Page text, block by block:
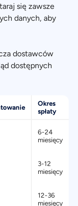
się zawsze
danych, aby
dostawców
dostępnych
Okres
spłaty
6-24
miesięcy
3-12
miesięcy
12-36
miesięcy